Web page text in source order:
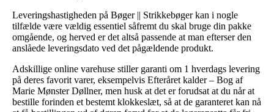
Leveringshastigheden på Bøger || Strikkebøger kan i nogle
tilfælde være vældig essentiel såfremt du skal bruge din pakke
omgående, og herved er det altså passende at man efterser den
anslåede leveringsdato ved det pågældende produkt.
Adskillige online varehuse stiller garanti om 1 hverdags levering
på deres favorit varer, eksempelvis Efteråret kalder – Bog af
Marie Mønster Døllner, men husk at det er forudsat at du når at
bestille forinden et bestemt klokkeslæt, så at de garanteret kan nå